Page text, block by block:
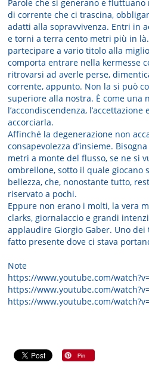
Parole che si generano e
di corrente che ci trascina,
adatti alla sopravvivenza. Entri in
e torni a terra cento metri più in
partecipare a vario titolo alla
comporta entrare nella kermesse
ritrovarsi ad averle perse,
corrente, appunto. Non la si può
superiore alla nostra. È come una
l’accondiscendenza,
accorciarla.
Affinché la degenerazione non
consapevolezza d’insieme.
metri a monte del flusso, se ne si
ombrellone, sotto il quale giocano
bellezza, che, nonostante tutto,
riservato a pochi.
Eppure non erano i molti, la vera
clarks, giornalaccio e grandi
applaudire Giorgio Gaber. Uno
fatto presente dove ci stava
Note
https://www.youtube.com/
https://www.youtube.com/
https://www.youtube.com/